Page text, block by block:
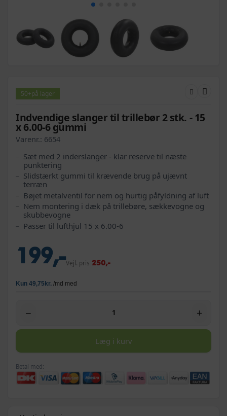
50+på lager
Indvendige slanger til trillebør 2 stk. - 15
x 6.00-6 gummi
Varenr.: 6654
Sæt med 2 inderslanger - klar reserve til næste
punktering
Slidstærkt gummi til krævende brug på ujævnt
terræn
Bøjet metalventil for nem og hurtig påfyldning af luft
Nem montering i dæk på trillebøre, sækkevogne og
skubbevogne
Passer til lufthjul 15 x 6.00-6
199,-Vejl. pris 250,-
− +
Læg i kurv
Betal med: